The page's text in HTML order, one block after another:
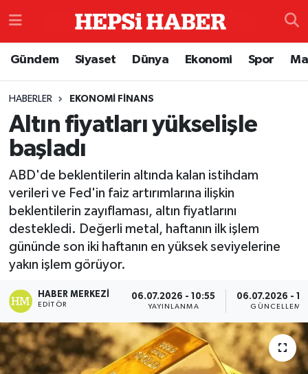
Gündem Siyaset Dünya Ekonomi Spor
HABERLER EKONOMI FINANS
Altın fiyatları yükselişle
başladı
ABD'de beklentilerin altında kalan istihdam
verileri ve Fed'in faiz artırımlarına ilişkin
beklentilerin zayıflaması, altın fiyatlarını
destekledi. Değerli metal, haftanın ilk işlem
gününde son iki haftanın en yüksek seviyelerine
yakın işlem görüyor.
HABER MERKEZI
EDITÖR
06.07.2026 - 10:55
YAYINLANMA
06.07.2026 -
GÜNCELLEME
Çevre
Dünya
Eğitim
Ekonomi
Genel
Gündem
Magazin
Özel Haber
İzmir Namaz Vakitleri
İstanbul Trafik Yoğunluk Haritası
Süper Lig Puan Durumu ve Fikstür
Tüm Manşetler
Son Dakika Haberleri
Haber Arşivi